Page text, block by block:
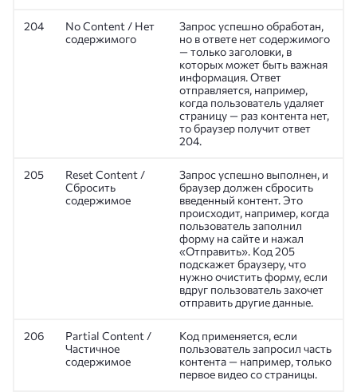
204
No Content / Нет
содержимого
Запрос успешно обработан,
но в ответе нет содержимого
— только заголовки, в
которых может быть важная
информация. Ответ
отправляется, например,
когда пользователь удаляет
страницу — раз контента нет,
то браузер получит ответ
204.
205
Reset Content /
Сбросить
содержимое
Запрос успешно выполнен, и
браузер должен сбросить
введенный контент. Это
происходит, например, когда
пользователь заполнил
форму на сайте и нажал
«Отправить». Код 205
подскажет браузеру, что
нужно очистить форму, если
вдруг пользователь захочет
отправить другие данные.
206
Partial Content /
Частичное
содержимое
Код применяется, если
пользователь запросил часть
контента — например, только
первое видео со страницы.